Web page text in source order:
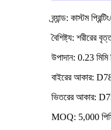
ব্র্যান্ড: কাস্টম
বৈশিষ্ট্য: শরীরের
উপাদান: 0.23 মিমি
বাইরের আকার:
ভিতরের আকার:
MOQ: 5,000